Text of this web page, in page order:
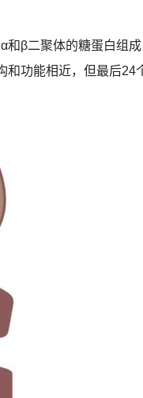
β二聚体的糖蛋白组成
和功能相近，但最后24